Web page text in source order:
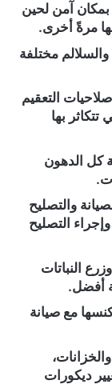
بمكان آمن لحين
مرةً أخرى.
مختلفة
التعقيم
بها
كل الدهون
والتصليح
التصليح
النباتات
أفضل.
مع صيانة
ديكورات